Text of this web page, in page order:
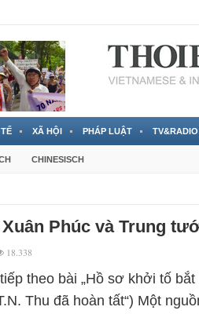
XÃ HỘI PHÁP LUẬT TV&RADIO
CHINESISCH
Phúc và Trung
18.338
theo bài „Hồ sơ khởi tố
Thu đã hoàn tất“) Một